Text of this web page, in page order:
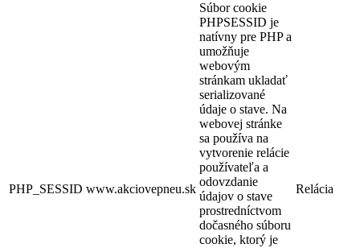
PHP_SESSID www.akciovepneu.sk
Súbor cookie
PHPSESSID je
natívny pre PHP a
umožňuje
webovým
stránkam ukladať
serializované
údaje o stave. Na
webovej stránke
sa používa na
vytvorenie relácie
používateľa a
odovzdanie
údajov o stave
prostredníctvom
dočasného súboru
cookie, ktorý je
Relácia